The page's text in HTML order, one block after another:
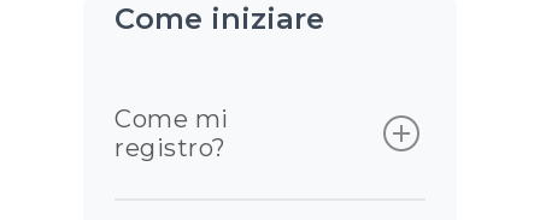
Come iniziare
Come mi
registro?